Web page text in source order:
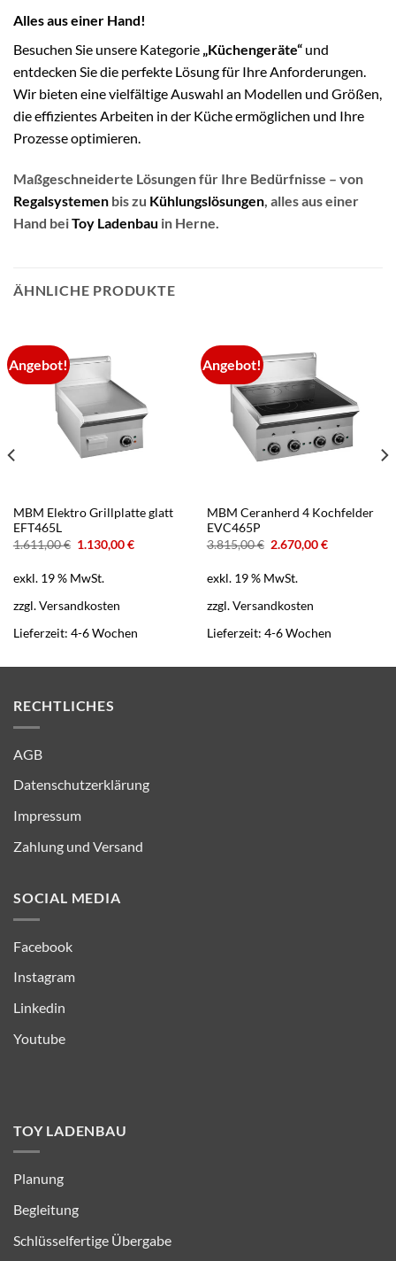
Alles aus einer Hand!
Besuchen Sie unsere Kategorie „Küchengeräte“ und
entdecken Sie die perfekte Lösung für Ihre Anforderungen.
Wir bieten eine vielfältige Auswahl an Modellen und Größen,
die effizientes Arbeiten in der Küche ermöglichen und Ihre
Prozesse optimieren.
Maßgeschneiderte Lösungen für Ihre Bedürfnisse – von
Regalsystemen bis zu Kühlungslösungen , alles aus einer
Hand beiToy Ladenbau in Herne.
ÄHNLICHE PRODUKTE
Angebot!
MBM Elektro Grillplatte glatt
EFT465L
1.611,00€ Ursprünglicher
1.611,00 €
1.130,00€Aktueller
exkl. 19 % MwSt.
zzgl.Versandkosten
Lieferzeit: 4-6 Wochen
Angebot!
MBM Ceranherd 4 Kochfelder
EVC465P
3.815,00€ Ursprünglicher
3.815,00 €
2.670,00€Aktueller
exkl. 19 % MwSt.
zzgl.Versandkosten
Lieferzeit: 4-6 Wochen
RECHTLICHES
AGB
Datenschutzerklärung
Impressum
Zahlung und Versand
SOCIAL MEDIA
Facebook
Instagram
Linkedin
Youtube
TOY LADENBAU
Planung
Begleitung
Schlüsselfertige Übergabe